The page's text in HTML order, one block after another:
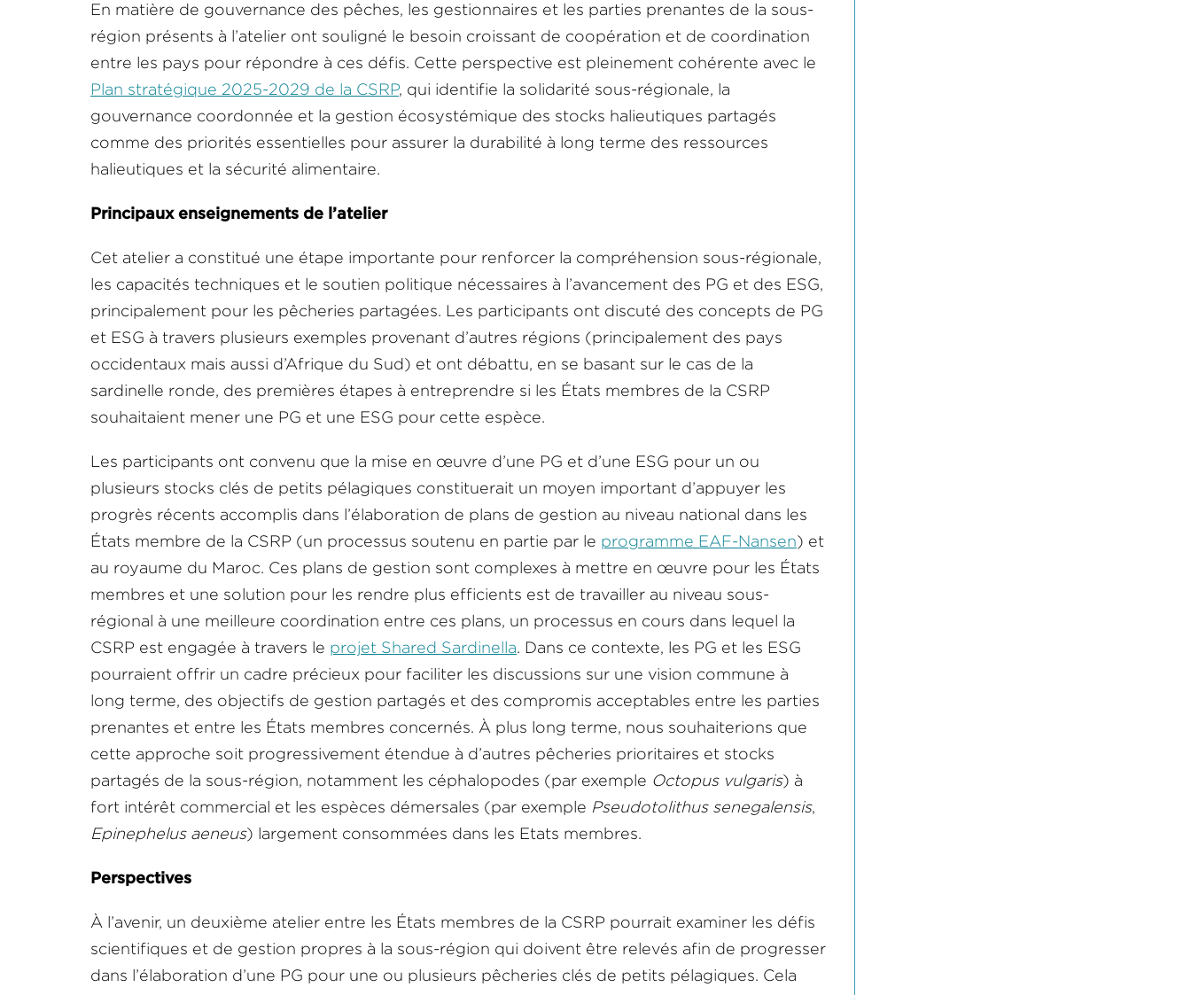
En matière de gouvernance des pêches, les gestionnaires et les parties prenantes de la sous-
région présents à l’atelier ont souligné le besoin croissant de coopération et de coordination
entre les pays pour répondre à ces défis. Cette perspective est pleinement cohérente avec le
Plan stratégique 2025-2029 de la CSRP, qui identifie la solidarité sous-régionale, la
gouvernance coordonnée et la gestion écosystémique des stocks halieutiques partagés
comme des priorités essentielles pour assurer la durabilité à long terme des ressources
halieutiques et la sécurité alimentaire.
Principaux enseignements de l’atelier
Cet atelier a constitué une étape importante pour renforcer la compréhension sous-régionale,
les capacités techniques et le soutien politique nécessaires à l’avancement des PG et des ESG,
principalement pour les pêcheries partagées. Les participants ont discuté des concepts de PG
et ESG à travers plusieurs exemples provenant d’autres régions (principalement des pays
occidentaux mais aussi d’Afrique du Sud) et ont débattu, en se basant sur le cas de la
sardinelle ronde, des premières étapes à entreprendre si les États membres de la CSRP
souhaitaient mener une PG et une ESG pour cette espèce.
Les participants ont convenu que la mise en œuvre d’une PG et d’une ESG pour un ou
plusieurs stocks clés de petits pélagiques constituerait un moyen important d’appuyer les
progrès récents accomplis dans l’élaboration de plans de gestion au niveau national dans les
États membre de la CSRP (un processus soutenu en partie par le programme EAF-Nansen) et
au royaume du Maroc. Ces plans de gestion sont complexes à mettre en œuvre pour les États
membres et une solution pour les rendre plus efficients est de travailler au niveau sous-
régional à une meilleure coordination entre ces plans, un processus en cours dans lequel la
CSRP est engagée à travers le projet Shared Sardinella. Dans ce contexte, les PG et les ESG
pourraient offrir un cadre précieux pour faciliter les discussions sur une vision commune à
long terme, des objectifs de gestion partagés et des compromis acceptables entre les parties
prenantes et entre les États membres concernés. À plus long terme, nous souhaiterions que
cette approche soit progressivement étendue à d’autres pêcheries prioritaires et stocks
partagés de la sous-région, notamment les céphalopodes (par exemple Octopus vulgaris) à
fort intérêt commercial et les espèces démersales (par exemple Pseudotolithus senegalensis,
Epinephelus aeneus) largement consommées dans les Etats membres.
Perspectives
À l’avenir, un deuxième atelier entre les États membres de la CSRP pourrait examiner les défis
scientifiques et de gestion propres à la sous-région qui doivent être relevés afin de progresser
dans l’élaboration d’une PG pour une ou plusieurs pêcheries clés de petits pélagiques. Cela